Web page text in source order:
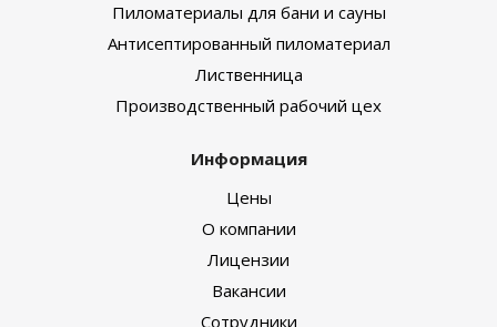
Пиломатериалы для бани и сауны
Антисептированный пиломатериал
Лиственница
Производственный рабочий цех
Информация
Цены
О компании
Лицензии
Вакансии
Сотрудники